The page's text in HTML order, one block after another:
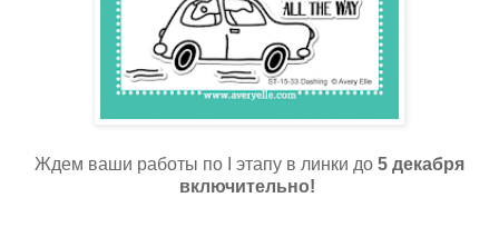
Ждем ваши работы по I этапу в линки до 5 декабря
включительно!